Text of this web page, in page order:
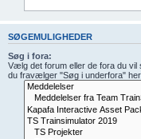
SØGEMULIGHEDER
Søg i fora:
Vælg det forum eller de fora du
du fravælger "Søg i underfora"